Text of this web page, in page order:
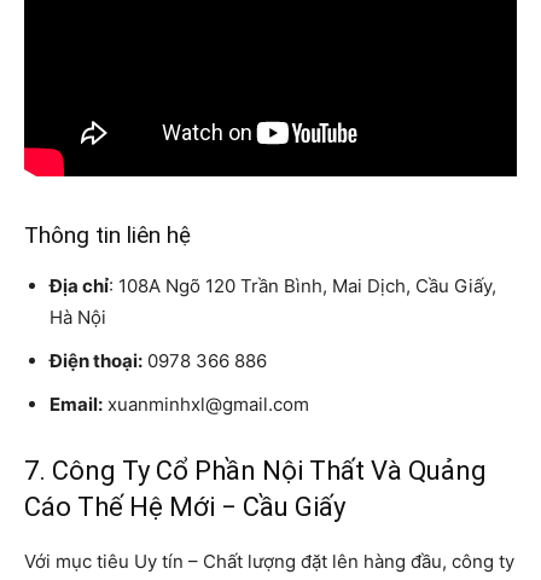
Thông tin liên hệ
Địa chỉ: 108A Ngõ 120 Trần Bình, Mai Dịch, Cầu Giấy,
Hà Nội
Điện thoại: 0978 366 886
Email: xuanminhxl@gmail.com
7. Công Ty Cổ Phần Nội Thất Và Quảng
Cáo Thế Hệ Mới − Cầu Giấy
Với mục tiêu Uy tín – Chất lượng đặt lên hàng đầu, công ty